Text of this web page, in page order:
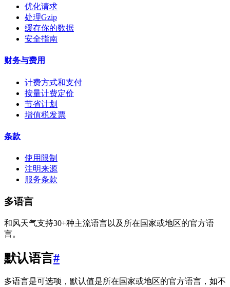
优化请求
处理Gzip
缓存你的数据
安全指南
财务与费用
计费方式和支付
按量计费定价
节省计划
增值税发票
条款
使用限制
注明来源
服务条款
多语言
和风天气支持30+种主流语言以及所在国家或地区的官方语
言。
默认语言#
多语言是可选项，默认值是所在国家或地区的官方语言，如不